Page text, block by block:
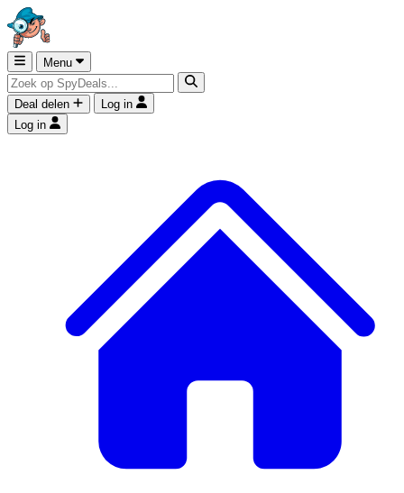
Menu
Deal delen
Log in
Log in